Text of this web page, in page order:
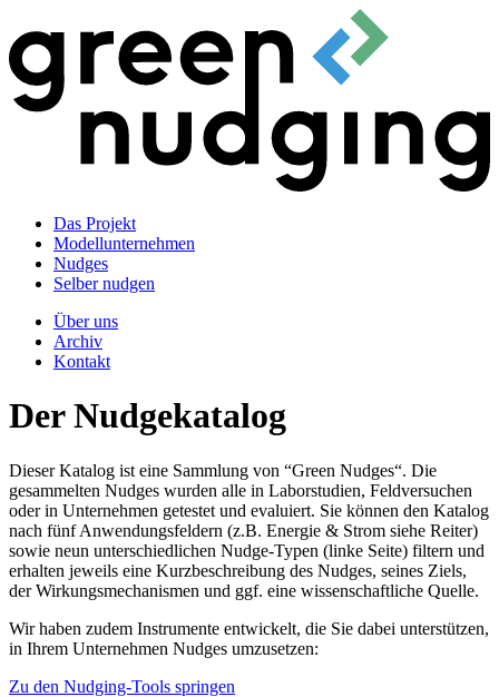
Das Projekt
Modellunternehmen
Nudges
Selber nudgen
Über uns
Archiv
Kontakt
Der Nudgekatalog
Dieser Katalog ist eine Sammlung von “Green Nudges“. Die
gesammelten Nudges wurden alle in Laborstudien, Feldversuchen
oder in Unternehmen getestet und evaluiert. Sie können den Katalog
nach fünf Anwendungsfeldern (z.B. Energie & Strom siehe Reiter)
sowie neun unterschiedlichen Nudge-Typen (linke Seite) filtern und
erhalten jeweils eine Kurzbeschreibung des Nudges, seines Ziels,
der Wirkungsmechanismen und ggf. eine wissenschaftliche Quelle.
Wir haben zudem Instrumente entwickelt, die Sie dabei unterstützen,
in Ihrem Unternehmen Nudges umzusetzen:
Zu den Nudging-Tools springen